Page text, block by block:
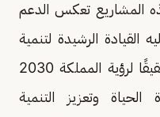
المشاريع تعكس الدعم
القيادة الرشيدة لتنمية
وتطوير مناطق المملكة كافة، تحقيقًا لرؤية المملكة 2030
وتعزيز التنمية